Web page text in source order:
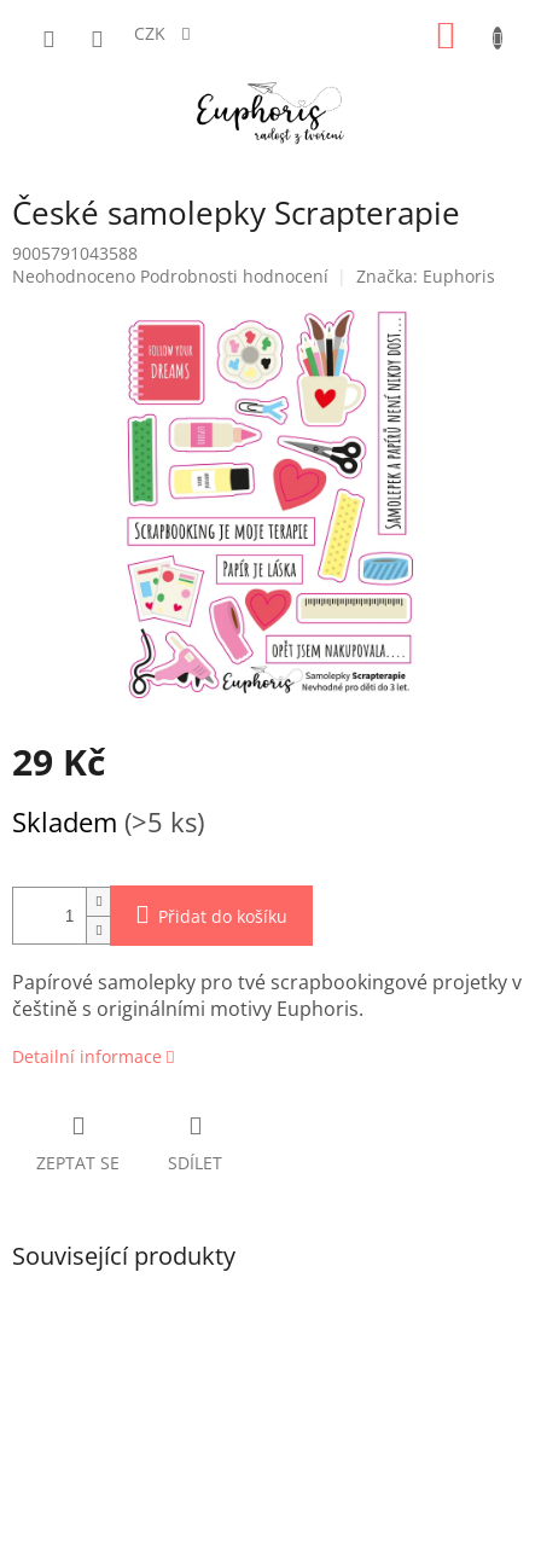
CZK
České samolepky Scrapterapie
9005791043588
Průměrné
Neohodnoceno Podrobnosti hodnocení Značka: Euphoris
29 Kč
cena:
Skladem (>5 ks)
Přidat do košíku
Papírové samolepky pro tvé scrapbookingové projetky v
češtině s originálními motivy Euphoris.
Detailní informace
ZEPTAT SE SDÍLET
Související produkty